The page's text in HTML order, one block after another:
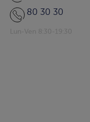
80 30 30